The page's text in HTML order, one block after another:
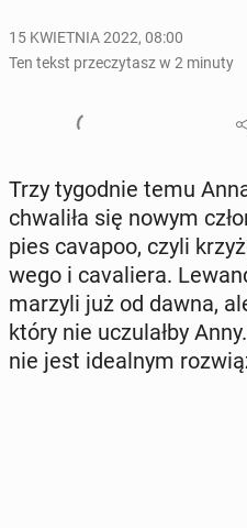
15 KWIETNIA 2022, 08:00
Ten tekst przeczytasz w 2 minuty
Trzy ty­go­dnie temu
chwa­li­ła się nowym
pies cavapoo, czyli
we­go i ca­va­lie­ra.
marzyli już od dawna,
który nie uczu­lał­by
nie jest ide­al­nym